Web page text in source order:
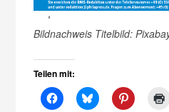
Bildnachweis Titelbild:
Teilen mit: